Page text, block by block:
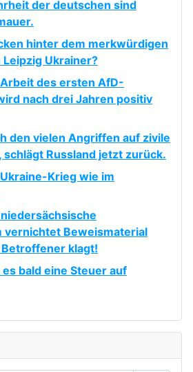
der deutschen sind
hinter dem merkwürdigen
Ukrainer?
des ersten AfD-
nach drei Jahren positiv
den vielen Angriffen auf zivile
schlägt Russland jetzt zurück.
Krieg wie im
vernichtet Beweismaterial
klagt!
bald eine Steuer auf